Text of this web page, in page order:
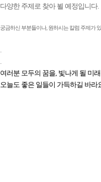
다양한 주제로 찾아 뵐 예정입니다.
궁금하신 부분들이나, 원하시는 칼럼 주제가
.
.
여러분 모두의 꿈을, 빛나게 될 미
오늘도 좋은 일들이 가득하길 바라